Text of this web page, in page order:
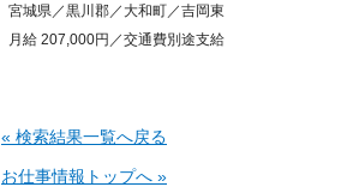
宮城県／黒川郡／大和町／吉岡東
月給 207,000円／交通費別途支給
« 検索結果一覧へ戻る
お仕事情報トップへ »